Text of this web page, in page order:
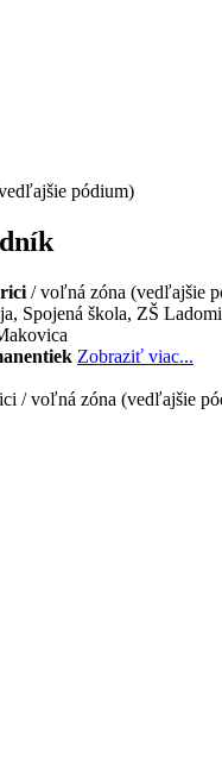
pódium)
/ voľná zóna (vedľajšie
Spojená škola, ZŠ
Zobraziť viac...
/ voľná zóna (vedľajšie